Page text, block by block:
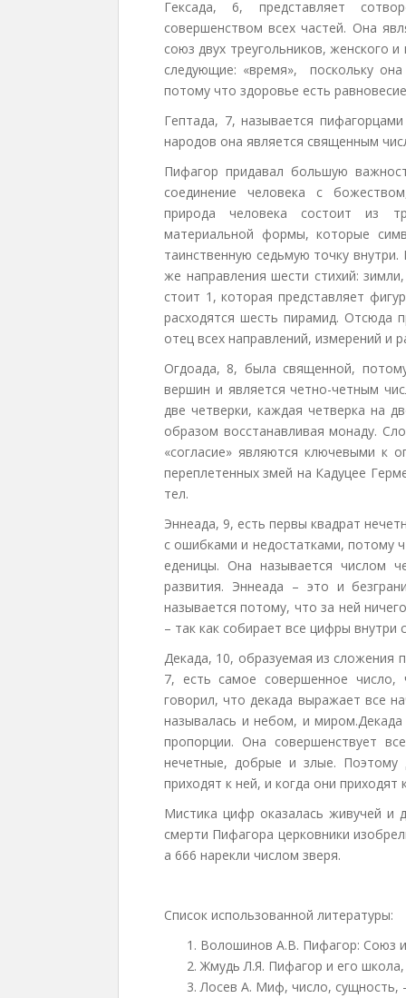
Гексада, 6, представляет
совершенством всех частей. Она
союз двух треугольников, женского
следующие: «время», поскольку она
потому что здоровье есть
Гептада, 7, называется
народов она является священным
Пифагор придавал большую
соединение человека с
природа человека состоит из
материальной формы, которые
таинственную седьмую точку
же направления шести стихий:
стоит 1, которая представляет
расходятся шесть пирамид. Отсюда
отец всех направлений, измерений и
Огдоада, 8, была священной,
вершин и является четно-четным
две четверки, каждая четверка на
образом восстанавливая монаду.
«согласие» являются ключевыми к
переплетенных змей на Кадуцее
тел.
Эннеада, 9, есть первы квадрат
с ошибками и недостатками, потому
еденицы. Она называется числом
развития. Эннеада – это и
называется потому, что за ней
– так как собирает все цифры внутри
Декада, 10, образуемая из сложения
7, есть самое совершенное число,
говорил, что декада выражает все
называлась и небом, и
пропорции. Она совершенствует
нечетные, добрые и злые. Поэтому
приходят к ней, и когда они
Мистика цифр оказалась живучей и
смерти Пифагора церковники
а 666 нарекли числом зверя.
Список использованной литературы:
Волошинов А.В. Пифагор: Союз
Жмудь Л.Я. Пифагор и его
Лосев А. Миф, число,